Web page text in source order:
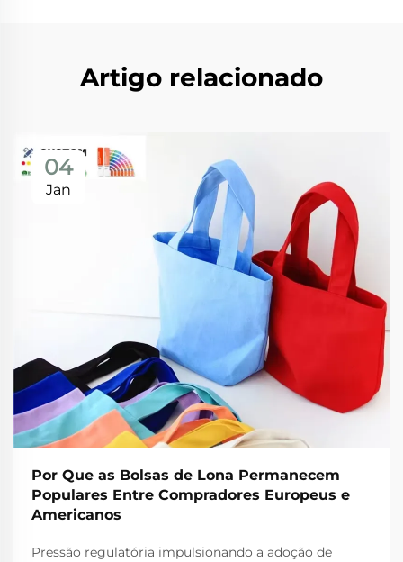
Artigo relacionado
04
Jan
Por Que as Bolsas de Lona Permanecem
Populares Entre Compradores Europeus e
Americanos
Pressão regulatória impulsionando a adoção de